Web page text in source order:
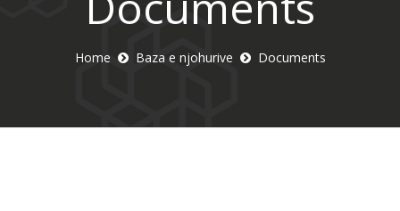
Home Baza e njohurive Documents